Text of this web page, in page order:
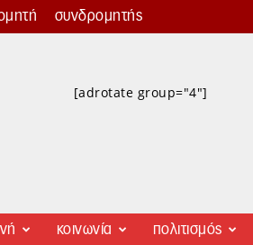
συνδρομητής
[adrotate group="4"]
κοινωνία πολιτισμός